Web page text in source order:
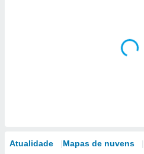
Atualidade Mapas de nuvens